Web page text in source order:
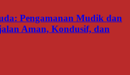
Pengamanan Mudik dan
Aman, Kondusif, dan